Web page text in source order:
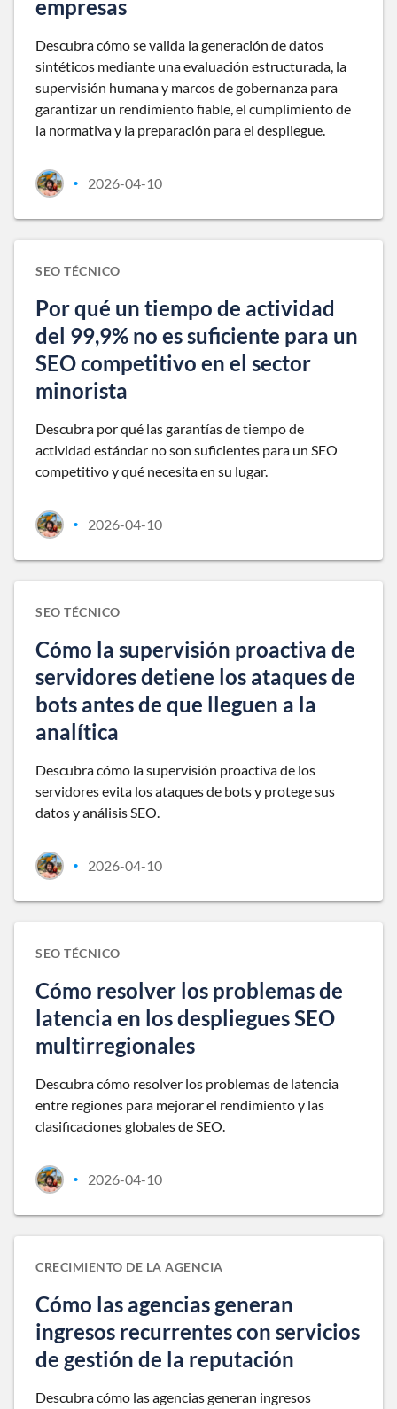
empresas
Descubra cómo se valida la generación de datos
sintéticos mediante una evaluación estructurada, la
supervisión humana y marcos de gobernanza para
garantizar un rendimiento fiable, el cumplimiento de
la normativa y la preparación para el despliegue.
• 2026-04-10
SEO TÉCNICO
Por qué un tiempo de actividad
del 99,9% no es suficiente para un
SEO competitivo en el sector
minorista
Descubra por qué las garantías de tiempo de
actividad estándar no son suficientes para un SEO
competitivo y qué necesita en su lugar.
• 2026-04-10
SEO TÉCNICO
Cómo la supervisión proactiva de
servidores detiene los ataques de
bots antes de que lleguen a la
analítica
Descubra cómo la supervisión proactiva de los
servidores evita los ataques de bots y protege sus
datos y análisis SEO.
• 2026-04-10
SEO TÉCNICO
Cómo resolver los problemas de
latencia en los despliegues SEO
multirregionales
Descubra cómo resolver los problemas de latencia
entre regiones para mejorar el rendimiento y las
clasificaciones globales de SEO.
• 2026-04-10
CRECIMIENTO DE LA AGENCIA
Cómo las agencias generan
ingresos recurrentes con servicios
de gestión de la reputación
Descubra cómo las agencias generan ingresos